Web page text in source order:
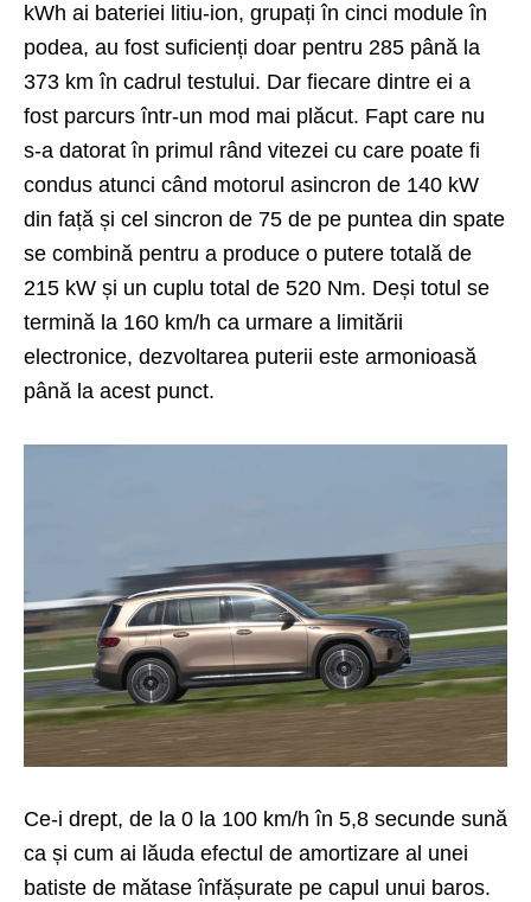
kWh ai bateriei litiu-ion, grupați în cinci module în
podea, au fost suficienți doar pentru 285 până la
373 km în cadrul testului. Dar fiecare dintre ei a
fost parcurs într-un mod mai plăcut. Fapt care nu
s-a datorat în primul rând vitezei cu care poate fi
condus atunci când motorul asincron de 140 kW
din față și cel sincron de 75 de pe puntea din spate
se combină pentru a produce o putere totală de
215 kW și un cuplu total de 520 Nm. Deși totul se
termină la 160 km/h ca urmare a limitării
electronice, dezvoltarea puterii este armonioasă
până la acest punct.
Ce-i drept, de la 0 la 100 km/h în 5,8 secunde sună
ca și cum ai lăuda efectul de amortizare al unei
batiste de mătase înfășurate pe capul unui baros.